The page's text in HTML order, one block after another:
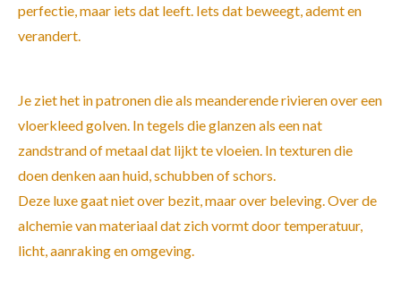
perfectie, maar iets dat leeft. Iets dat beweegt, ademt en
verandert.
Je ziet het in patronen die als meanderende rivieren over een
vloerkleed golven. In tegels die glanzen als een nat
zandstrand of metaal dat lijkt te vloeien. In texturen die
doen denken aan huid, schubben of schors.
Deze luxe gaat niet over bezit, maar over beleving. Over de
alchemie van materiaal dat zich vormt door temperatuur,
licht, aanraking en omgeving.